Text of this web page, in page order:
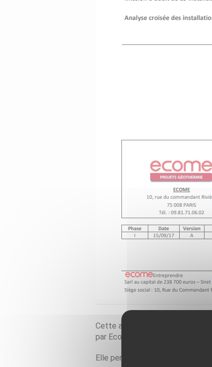
Cette analyse croisée des
par Ecome en Hauts-de-France
Elle permet de dresser un bilan